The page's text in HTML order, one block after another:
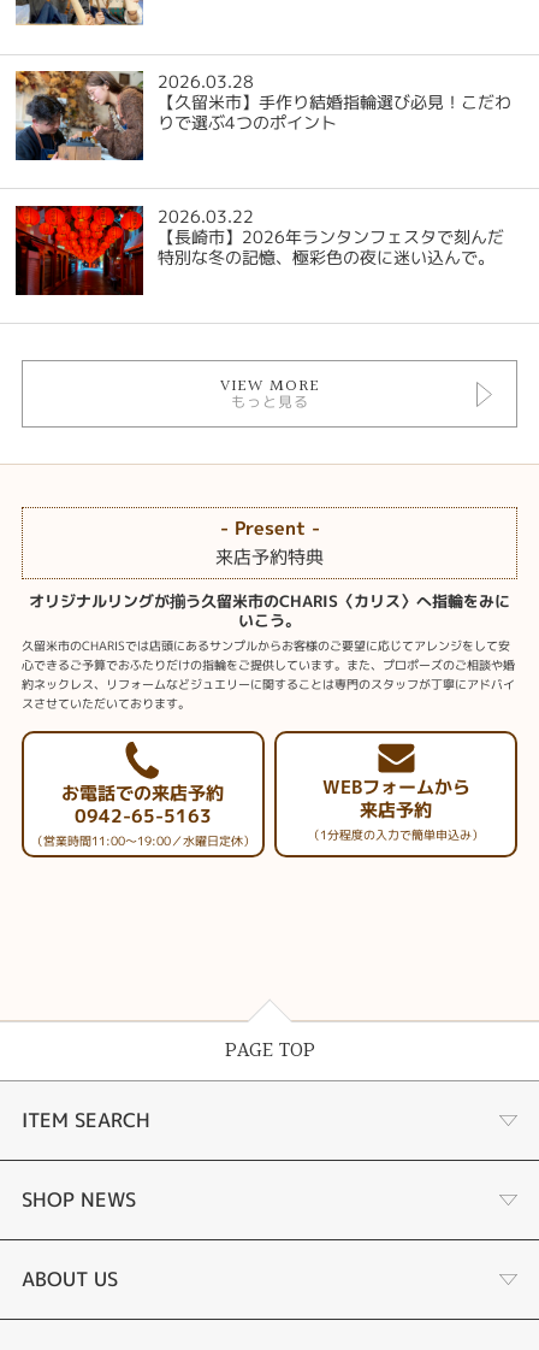
2026.03.28
【久留米市】手作り結婚指輪選び必見！こだわ
りで選ぶ4つのポイント
2026.03.22
【長崎市】2026年ランタンフェスタで刻んだ
特別な冬の記憶、極彩色の夜に迷い込んで。
VIEW MORE
もっと見る
- Present -
来店予約特典
オリジナルリングが揃う久留米市のCHARIS〈カリス〉へ指輪をみに
いこう。
久留米市のCHARISでは店頭にあるサンプルからお客様のご要望に応じてアレンジをして安
心できるご予算でおふたりだけの指輪をご提供しています。また、プロポーズのご相談や婚
約ネックレス、リフォームなどジュエリーに関することは専門のスタッフが丁寧にアドバイ
スさせていただいております。
お電話での来店予約
0942-65-5163
（営業時間11:00～19:00／水曜日定休）
WEBフォームから
来店予約
（1分程度の入力で簡単申込み）
PAGE TOP
ITEM SEARCH
婚約指輪
手作り婚約指輪
SHOP NEWS
デジタルジュエリー®とは
ABOUT US